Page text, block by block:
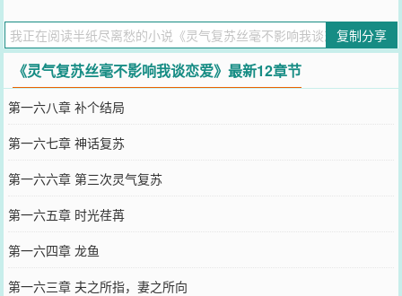
凡者跟普通人在一起是不会幸福的，却又一次次降低心中的底线，可
当她正式接受他时，她却发现，他竟然早就成了超凡者。……“笨蛋，
和你待在一起就能让我变强！”
您要是觉得《灵气复苏丝毫不影响我谈恋爱》还不错的话请不要忘记
向您QQ群和微博微信里的朋友推荐哦！
复制分享
《灵气复苏丝毫不影响我谈恋爱》最新12章节
第一六八章 补个结局
第一六七章 神话复苏
第一六六章 第三次灵气复苏
第一六五章 时光荏苒
第一六四章 龙鱼
第一六三章 夫之所指，妻之所向